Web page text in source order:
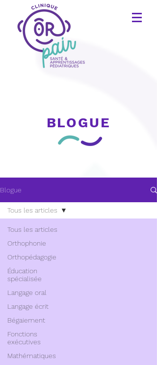
BLOGUE
Blogue
Tous les articles
Orthophonie
Orthopédagogie
Éducation
spécialisée
Langage oral
Langage écrit
Bégaiement
Fonctions
exécutives
Mathématiques
Tous les articles